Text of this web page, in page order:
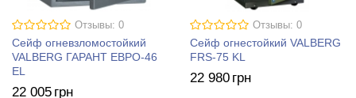
Отзывы: 0
Сейф огневзломостойкий
VALBERG ГАРАНТ ЕВРО-46
EL
22 005 грн
Отзывы: 0
Сейф огнестойкий VALBERG
FRS-75 KL
22 980 грн